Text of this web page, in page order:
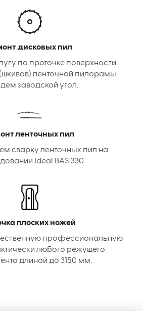
дисковых пил
по проточке поверхности
ленточной пилорамы.
заводской угол.
ленточных пил
сварку ленточных пил на
Ideal BAS 330
плоских ножей
профессиональную
любого режущего
длиной до 3150 мм.